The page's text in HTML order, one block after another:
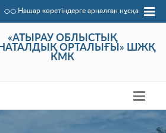
Нашар көретіндерге арналған нұсқа
|
«АТЫРАУ ОБЛЫСТЫҚ
ОРТАЛЫҒЫ» ШЖҚ
КМК